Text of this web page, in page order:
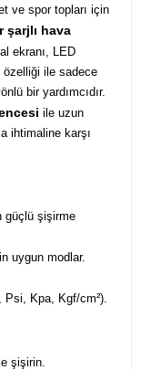
ve spor topları için
şarjlı hava
ekranı, LED
özelliği ile sadece
bir yardımcıdır.
ile uzun
ihtimaline karşı
güçlü şişirme
uygun modlar.
Psi, Kpa, Kgf/cm²).
şişirin.